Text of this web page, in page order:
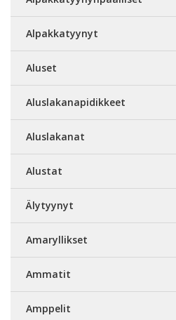
Alpakkatyynyt
Aluset
Aluslakanapidikkeet
Aluslakanat
Alustat
Älytyynyt
Amaryllikset
Ammatit
Amppelit